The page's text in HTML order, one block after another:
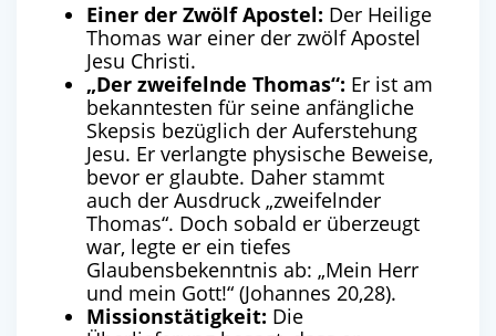
Einer der Zwölf Apostel: Der Heilige
Thomas war einer der zwölf Apostel
Jesu Christi.
„Der zweifelnde Thomas“: Er ist am
bekanntesten für seine anfängliche
Skepsis bezüglich der Auferstehung
Jesu. Er verlangte physische Beweise,
bevor er glaubte. Daher stammt
auch der Ausdruck „zweifelnder
Thomas“. Doch sobald er überzeugt
war, legte er ein tiefes
Glaubensbekenntnis ab: „Mein Herr
und mein Gott!“ (Johannes 20,28).
Missionstätigkeit: Die